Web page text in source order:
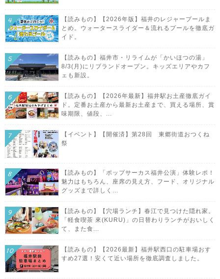
【読みもの】【2026年版】福井のレジャープールま
とめ。ウォータースライダー＆流れるプールを徹底ガ
イド。
【読みもの】福井市・リライムが「かいほつの湯」
8/3(月)にリブランドオープン。キッズエリアやカフ
ェも新設。
【読みもの】【2026年最新】福井駅お土産徹底ガイ
ド。定番お土産から最新お土産まで、買える場所、賞
味期限、値段、...
【イベント】【開催済】第28回 東郷街道おつくね
祭
【読みもの】「ポップサーカス福井公演」体験レポ！
魅力はもちろん、座席の見え方、フード、オリジナル
グッズまで詳しく...
【読みもの】【穴場ランチ】春江で見つけた隠れ家。
「軽食喫茶 來(KURU)」の日替わりランチがおいしく
て、また食...
【読みもの】【2026最新】福井駅西口の駐車場おす
すめ27選！安くて近い場所を徹底調査しました。